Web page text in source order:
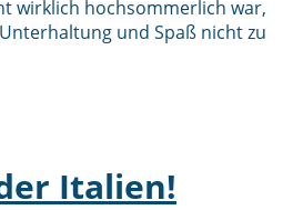
wirklich hochsommerlich war,
und Spaß nicht zu
Italien!